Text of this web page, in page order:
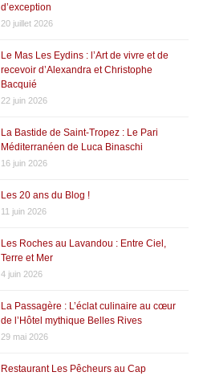
d’exception
20 juillet 2026
Le Mas Les Eydins : l’Art de vivre et de
recevoir d’Alexandra et Christophe
Bacquié
22 juin 2026
La Bastide de Saint-Tropez : Le Pari
Méditerranéen de Luca Binaschi
16 juin 2026
Les 20 ans du Blog !
11 juin 2026
Les Roches au Lavandou : Entre Ciel,
Terre et Mer
4 juin 2026
La Passagère : L’éclat culinaire au cœur
de l’Hôtel mythique Belles Rives
29 mai 2026
Restaurant Les Pêcheurs au Cap